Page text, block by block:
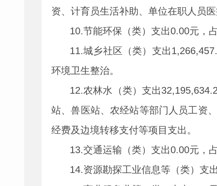
资、计育员生活补助、单位在职人员
10.节能环保（类）支出0.00元，
11.城乡社区（类）支出
环境卫生整治。
12.农林水（类）支出
站、兽医站、农经站等部门人员工资
经费及边境转移支付等项目支出。
13.交通运输（类）支出0.00元，
14.资源勘探工业信息等（类）支